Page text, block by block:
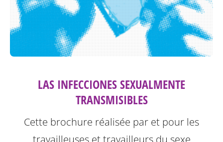
LAS INFECCIONES SEXUALMENTE
TRANSMISIBLES
Cette brochure réalisée par et pour les